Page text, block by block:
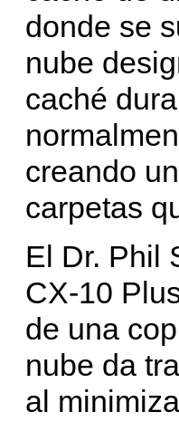
donde se
nube
caché
creando
carpetas
El Dr. Phil
CX-10
de una
nube da
al